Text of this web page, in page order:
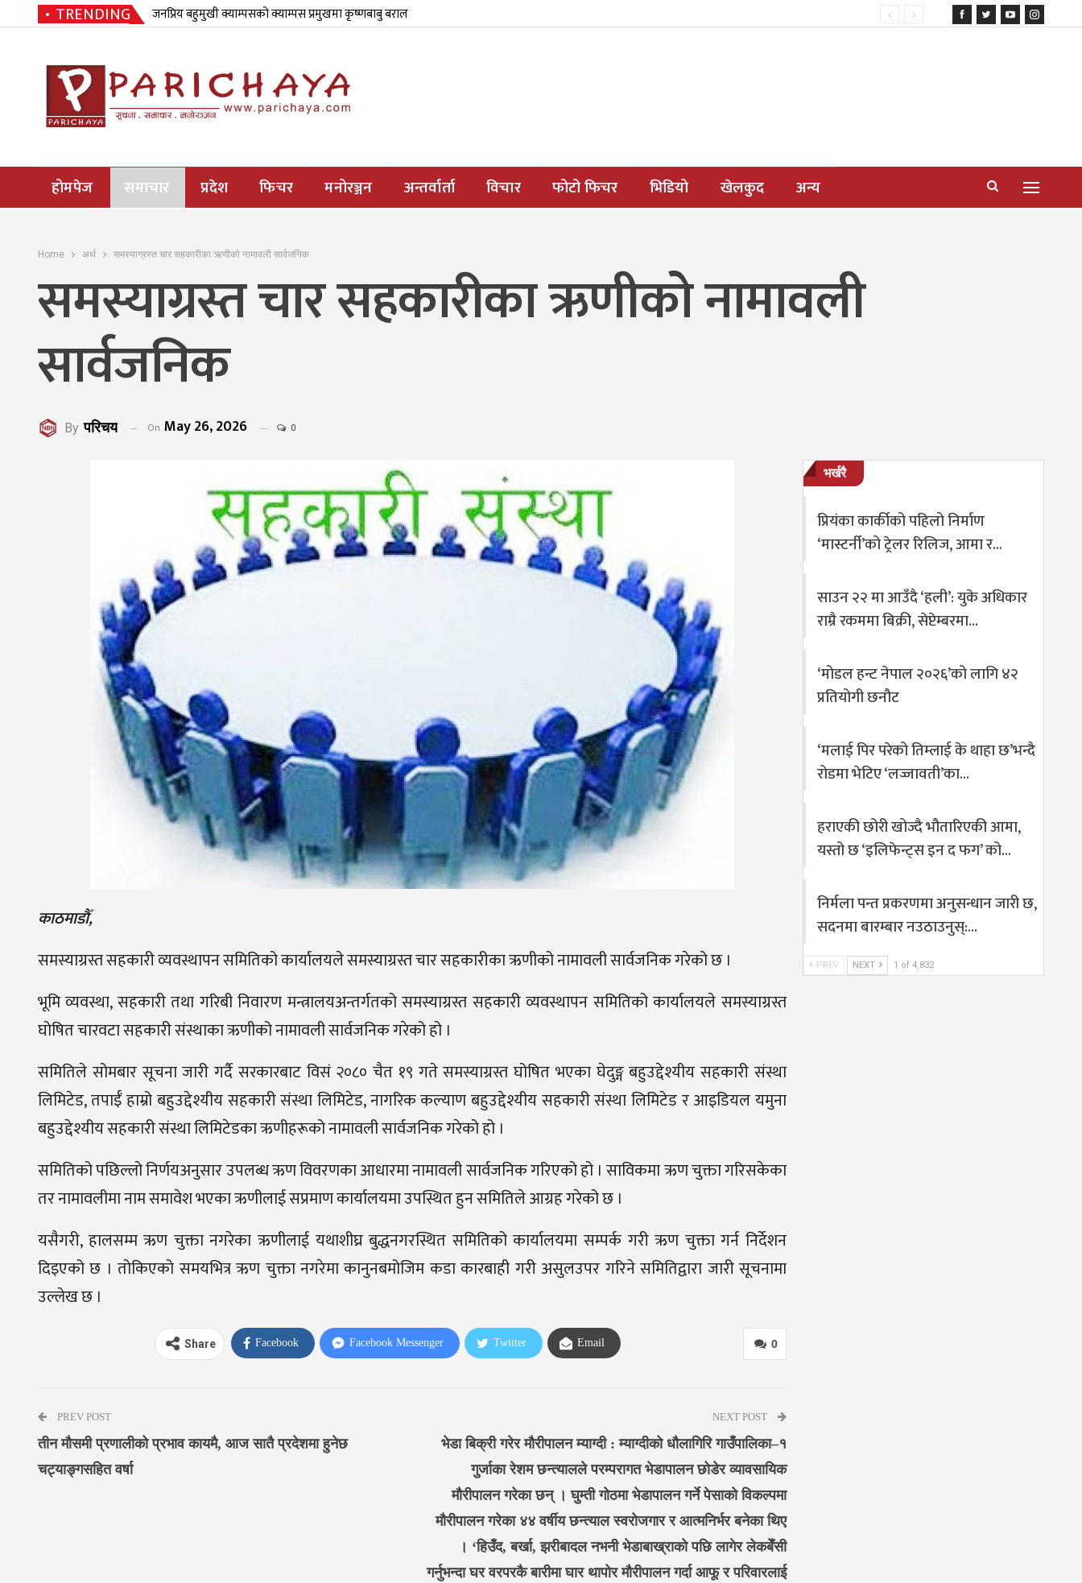
TRENDING जनप्रिय बहुमुखी क्याम्पसको क्याम्पस प्रमुखमा कृष्णबाबु बराल
होमपेज समाचार प्रदेश फिचर मनोरञ्जन अन्तर्वार्ता विचार फोटो फिचर भिडियो खेलकुद अन्य
Home अर्थ समस्याग्रस्त चार सहकारीका ऋणीको नामावली सार्वजनिक
समस्याग्रस्त चार सहकारीका ऋणीको नामावली
सार्वजनिक
By परिचय On May 26, 2026 0
काठमाडौँ,
समस्याग्रस्त सहकारी व्यवस्थापन समितिको कार्यालयले समस्याग्रस्त चार सहकारीका ऋणीको नामावली सार्वजनिक गरेको छ ।
भूमि व्यवस्था, सहकारी तथा गरिबी निवारण मन्त्रालयअन्तर्गतको समस्याग्रस्त सहकारी व्यवस्थापन समितिको कार्यालयले समस्याग्रस्त
घोषित चारवटा सहकारी संस्थाका ऋणीको नामावली सार्वजनिक गरेको हो ।
समितिले सोमबार सूचना जारी गर्दै सरकारबाट विसं २०८० चैत १९ गते समस्याग्रस्त घोषित भएका घेदुङ्ग बहुउद्देश्यीय सहकारी संस्था
लिमिटेड, तपाईँ हाम्रो बहुउद्देश्यीय सहकारी संस्था लिमिटेड, नागरिक कल्याण बहुउद्देश्यीय सहकारी संस्था लिमिटेड र आइडियल यमुना
बहुउद्देश्यीय सहकारी संस्था लिमिटेडका ऋणीहरूको नामावली सार्वजनिक गरेको हो ।
समितिको पछिल्लो निर्णयअनुसार उपलब्ध ऋण विवरणका आधारमा नामावली सार्वजनिक गरिएको हो । साविकमा ऋण चुक्ता गरिसकेका
तर नामावलीमा नाम समावेश भएका ऋणीलाई सप्रमाण कार्यालयमा उपस्थित हुन समितिले आग्रह गरेको छ ।
यसैगरी, हालसम्म ऋण चुक्ता नगरेका ऋणीलाई यथाशीघ्र बुद्धनगरस्थित समितिको कार्यालयमा सम्पर्क गरी ऋण चुक्ता गर्न निर्देशन
दिइएको छ । तोकिएको समयभित्र ऋण चुक्ता नगरेमा कानुनबमोजिम कडा कारबाही गरी असुलउपर गरिने समितिद्वारा जारी सूचनामा
उल्लेख छ ।
0
Share Facebook Facebook Messenger Twitter Email
PREV POST
तीन मौसमी प्रणालीको प्रभाव कायमै, आज सातै प्रदेशमा हुनेछ
चट्याङ्गसहित वर्षा
NEXT POST
भेडा बिक्री गरेर मौरीपालन म्याग्दी : म्याग्दीको धौलागिरि गाउँपालिका–१
गुर्जाका रेशम छन्त्यालले परम्परागत भेडापालन छोडेर व्यावसायिक
मौरीपालन गरेका छन् । घुम्ती गोठमा भेडापालन गर्ने पेसाको विकल्पमा
मौरीपालन गरेका ४४ वर्षीय छन्त्याल स्वरोजगार र आत्मनिर्भर बनेका थिए
। ‘हिउँद, बर्खा, झरीबादल नभनी भेडाबाख्राको पछि लागेर लेकबेँसी
गर्नुभन्दा घर वरपरकै बारीमा घार थापोर मौरीपालन गर्दा आफू र परिवारलाई
भर्खरै
प्रियंका कार्कीको पहिलो निर्माण
‘मास्टर्नी’को ट्रेलर रिलिज, आमा र…
साउन २२ मा आउँदै ‘हली’: युके अधिकार
राम्रै रकममा बिक्री, सेप्टेम्बरमा…
‘मोडल हन्ट नेपाल २०२६’को लागि ४२
प्रतियोगी छनौट
‘मलाई पिर परेको तिम्लाई के थाहा छ’भन्दै
रोडमा भेटिए ‘लज्जावती’का…
हराएकी छोरी खोज्दै भौतारिएकी आमा,
यस्तो छ ‘इलिफेन्ट्स इन द फग’ को…
निर्मला पन्त प्रकरणमा अनुसन्धान जारी छ,
सदनमा बारम्बार नउठाउनुस्:…
PREV NEXT 1 of 4,832